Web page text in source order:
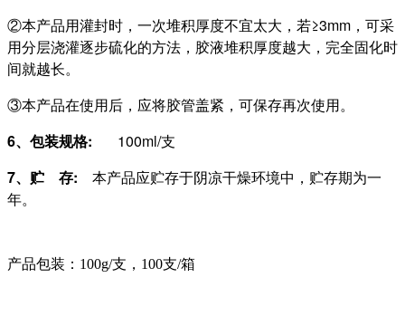
②本产品用灌封时，一次堆积厚度不宜太大，若≥3mm，可采
用分层浇灌逐步硫化的方法，胶液堆积厚度越大，完全固化时
间就越长。
③本产品在使用后，应将胶管盖紧，可保存再次使用。
6、包装规格: 100ml/支
7、贮 存:
本产品应贮存于阴凉干燥环境中，贮存期为一
年。
产品包装：100g/支，100支/箱